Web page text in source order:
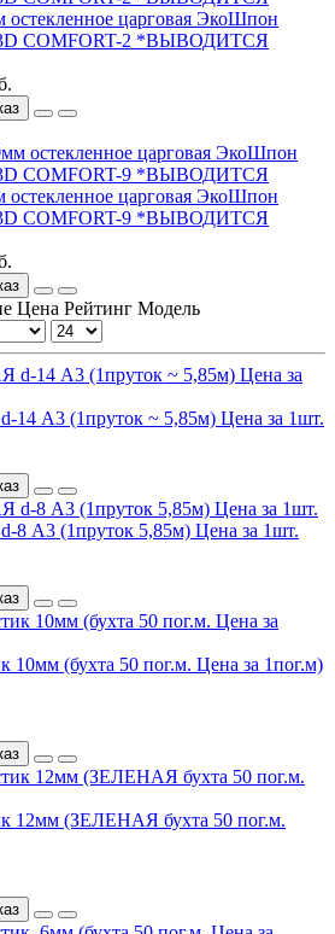
остекленное царговая ЭкоШпон
COMFORT-2 *ВЫВОДИТСЯ
остекленное царговая ЭкоШпон
COMFORT-9 *ВЫВОДИТСЯ
Цена Рейтинг Модель
А3 (1пруток ~ 5,85м) Цена за 1шт.
А3 (1пруток 5,85м) Цена за 1шт.
10мм (бухта 50 пог.м. Цена за 1пог.м)
12мм (ЗЕЛЕНАЯ бухта 50 пог.м.